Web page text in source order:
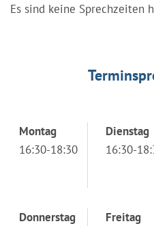
Es sind keine Sprechzeiten
Montag
16:30-18:30
Dienstag
16:30-
Donnerstag
Freitag